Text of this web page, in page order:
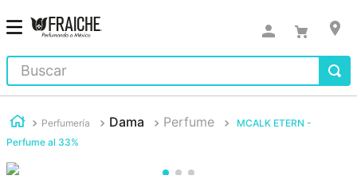
Buscar
Perfumería Dama Perfume
MCALK ETERN -
Perfume al 33%